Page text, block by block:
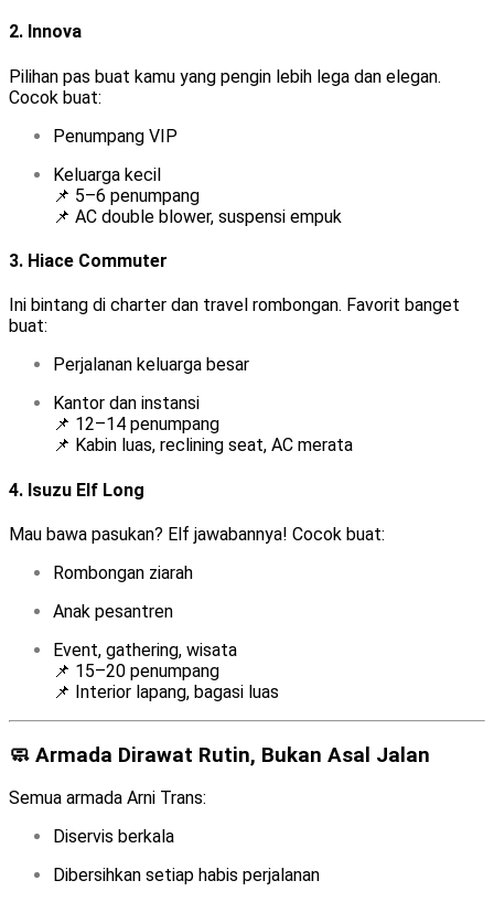
2. Innova
Pilihan pas buat kamu yang pengin lebih lega dan elegan.
Cocok buat:
Penumpang VIP
Keluarga kecil
📌 5–6 penumpang
📌 AC double blower, suspensi empuk
3. Hiace Commuter
Ini bintang di charter dan travel rombongan. Favorit banget
buat:
Perjalanan keluarga besar
Kantor dan instansi
📌 12–14 penumpang
📌 Kabin luas, reclining seat, AC merata
4. Isuzu Elf Long
Mau bawa pasukan? Elf jawabannya! Cocok buat:
Rombongan ziarah
Anak pesantren
Event, gathering, wisata
📌 15–20 penumpang
📌 Interior lapang, bagasi luas
🧼 Armada Dirawat Rutin, Bukan Asal Jalan
Semua armada Arni Trans:
Diservis berkala
Dibersihkan setiap habis perjalanan